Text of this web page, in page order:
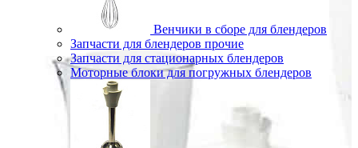
Венчики в сборе для блендеров
Запчасти для блендеров прочие
Запчасти для стационарных блендеров
Моторные блоки для погружных блендеров